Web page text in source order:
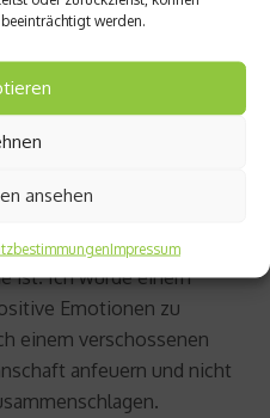
werden.
ansehen
Impressum
kann, wenn es
Spiel ohne Auszeit
achten?
man trotzdem viel
auf der Bank sitzt
ist. Ich würde einem
Emotionen zu
einem verschossenen
anfeuern und nicht